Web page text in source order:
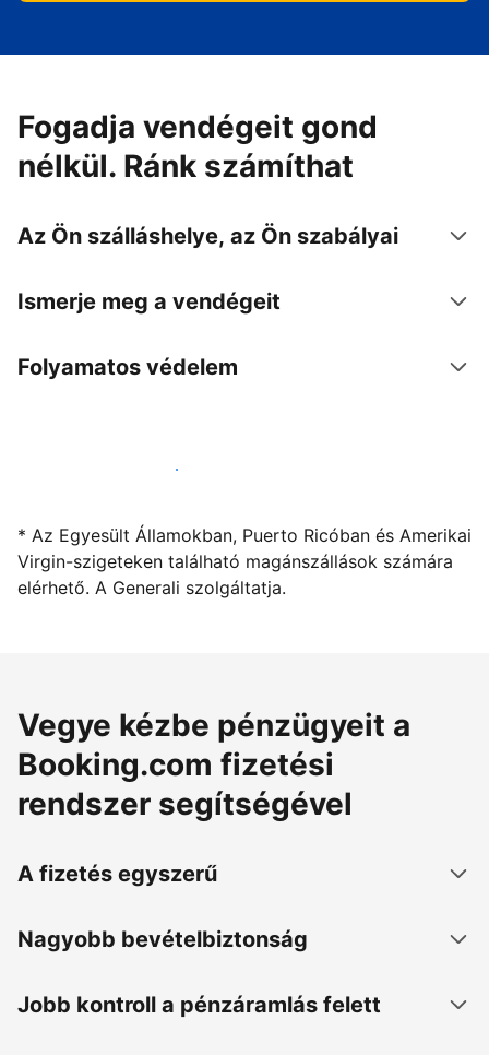
Fogadja vendégeit gond
nélkül. Ránk számíthat
Az Ön szálláshelye, az Ön szabályai
Ismerje meg a vendégeit
Folyamatos védelem
Kínáljon szállást a segítségünkkel
* Az Egyesült Államokban, Puerto Ricóban és Amerikai
Virgin-szigeteken található magánszállások számára
elérhető. A Generali szolgáltatja.
Vegye kézbe pénzügyeit a
Booking.com fizetési
rendszer segítségével
A fizetés egyszerű
Nagyobb bevételbiztonság
Jobb kontroll a pénzáramlás felett